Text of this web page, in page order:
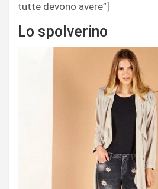
tutte devono avere”]
Lo spolverino